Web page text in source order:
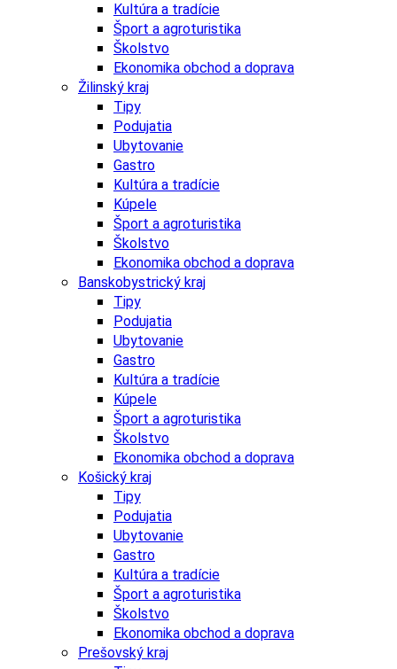
Kultúra a tradície
Šport a agroturistika
Školstvo
Ekonomika obchod a doprava
Žilinský kraj
Tipy
Podujatia
Ubytovanie
Gastro
Kultúra a tradície
Kúpele
Šport a agroturistika
Školstvo
Ekonomika obchod a doprava
Banskobystrický kraj
Tipy
Podujatia
Ubytovanie
Gastro
Kultúra a tradície
Kúpele
Šport a agroturistika
Školstvo
Ekonomika obchod a doprava
Košický kraj
Tipy
Podujatia
Ubytovanie
Gastro
Kultúra a tradície
Šport a agroturistika
Školstvo
Ekonomika obchod a doprava
Prešovský kraj